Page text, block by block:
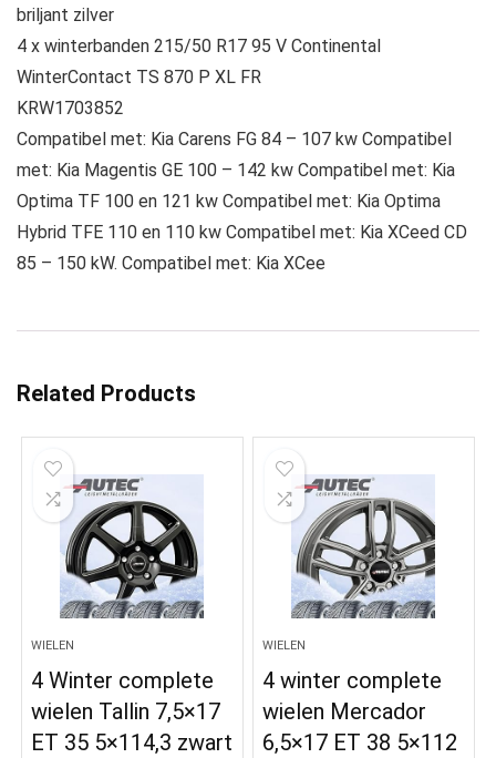
briljant zilver
4 x winterbanden 215/50 R17 95 V Continental
WinterContact TS 870 P XL FR
KRW1703852
Compatibel met: Kia Carens FG 84 – 107 kw Compatibel
met: Kia Magentis GE 100 – 142 kw Compatibel met: Kia
Optima TF 100 en 121 kw Compatibel met: Kia Optima
Hybrid TFE 110 en 110 kw Compatibel met: Kia XCeed CD
85 – 150 kW. Compatibel met: Kia XCee
Related Products
WIELEN
4 Winter complete
wielen Tallin 7,5×17
ET 35 5×114,3 zwart
WIELEN
4 winter complete
wielen Mercador
6,5×17 ET 38 5×112